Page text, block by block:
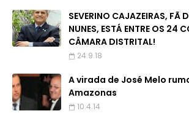
SEVERINO CAJAZEIRAS, FÃ
NUNES, ESTÁ ENTRE OS 24
CÂMARA DISTRITAL!
24.9.18
A virada de José Melo
Amazonas
10.4.14